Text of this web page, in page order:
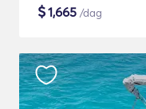
$1,665 /dag